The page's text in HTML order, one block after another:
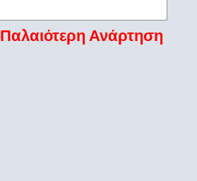
Παλαιότερη Ανάρτηση